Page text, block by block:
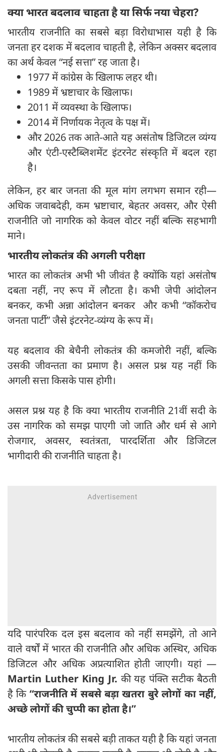
क्या भारत बदलाव चाहता है या सिर्फ नया चेहरा?
भारतीय राजनीति का सबसे बड़ा विरोधाभास यही है कि
जनता हर दशक में बदलाव चाहती है, लेकिन अक्सर बदलाव
का अर्थ केवल “नई सत्ता” रह जाता है।
1977 में कांग्रेस के खिलाफ लहर थी।
1989 में भ्रष्टाचार के खिलाफ।
2011 में व्यवस्था के खिलाफ।
2014 में निर्णायक नेतृत्व के पक्ष में।
और 2026 तक आते-आते यह असंतोष डिजिटल व्यंग्य
और एंटी-एस्टैब्लिशमेंट इंटरनेट संस्कृति में बदल रहा
है।
लेकिन, हर बार जनता की मूल मांग लगभग समान रही—
अधिक जवाबदेही, कम भ्रष्टाचार, बेहतर अवसर, और ऐसी
राजनीति जो नागरिक को केवल वोटर नहीं बल्कि सहभागी
माने।
भारतीय लोकतंत्र की अगली परीक्षा
भारत का लोकतंत्र अभी भी जीवंत है क्योंकि यहां असंतोष
दबता नहीं, नए रूप में लौटता है। कभी जेपी आंदोलन
बनकर, कभी अन्ना आंदोलन बनकर और कभी “कॉकरोच
जनता पार्टी” जैसे इंटरनेट-व्यंग्य के रूप में।
यह बदलाव की बेचैनी लोकतंत्र की कमजोरी नहीं, बल्कि
उसकी जीवन्तता का प्रमाण है। असल प्रश्न यह नहीं कि
अगली सत्ता किसके पास होगी।
असल प्रश्न यह है कि क्या भारतीय राजनीति 21वीं सदी के
उस नागरिक को समझ पाएगी जो जाति और धर्म से आगे
रोजगार, अवसर, स्वतंत्रता, पारदर्शिता और डिजिटल
भागीदारी की राजनीति चाहता है।
यदि पारंपरिक दल इस बदलाव को नहीं समझेंगे, तो आने
वाले वर्षों में भारत की राजनीति और अधिक अस्थिर, अधिक
डिजिटल और अधिक अप्रत्याशित होती जाएगी। यहां —
Martin Luther King Jr. की यह पंक्ति सटीक बैठती
है कि “राजनीति में सबसे बड़ा खतरा बुरे लोगों का नहीं,
अच्छे लोगों की चुप्पी का होता है।”
भारतीय लोकतंत्र की सबसे बड़ी ताकत यही है कि यहां जनता